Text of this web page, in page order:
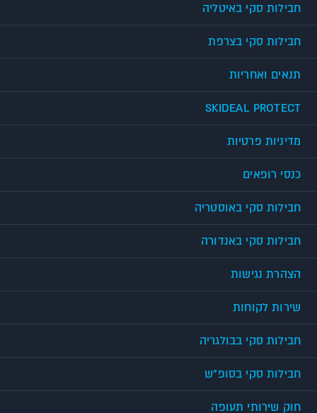
חבילות סקי באיטליה
חבילות סקי בצרפת
תנאים ואחריות
SKIDEAL PROTECT
מדיניות פרטיות
כנסי רופאים
חבילות סקי באוסטריה
חבילות סקי באנדורה
הצהרת נגישות
שירות לקוחות
חבילות סקי בבולגריה
חבילות סקי בסופ"ש
חוק שירותי תעופה